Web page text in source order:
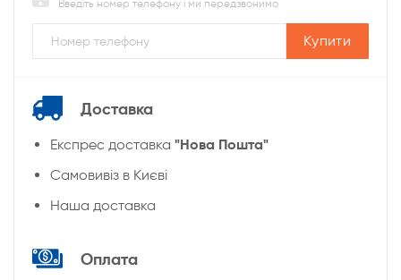
Введіть номер телефону і ми передзвонимо
Купити
Доставка
Експрес доставка "Нова Пошта"
Cамовивіз в Києві
Наша доставка
Оплата